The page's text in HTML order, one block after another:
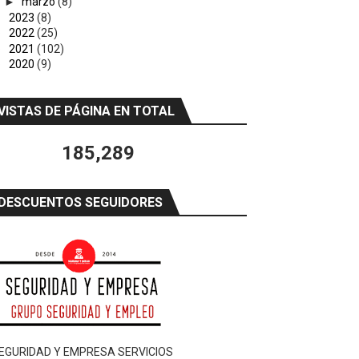
2023 (8)
2022 (25)
2021 (102)
2020 (9)
DE PÁGINA EN TOTAL
185,289
SEGUIDORES
Y EMPRESA SERVICIOS